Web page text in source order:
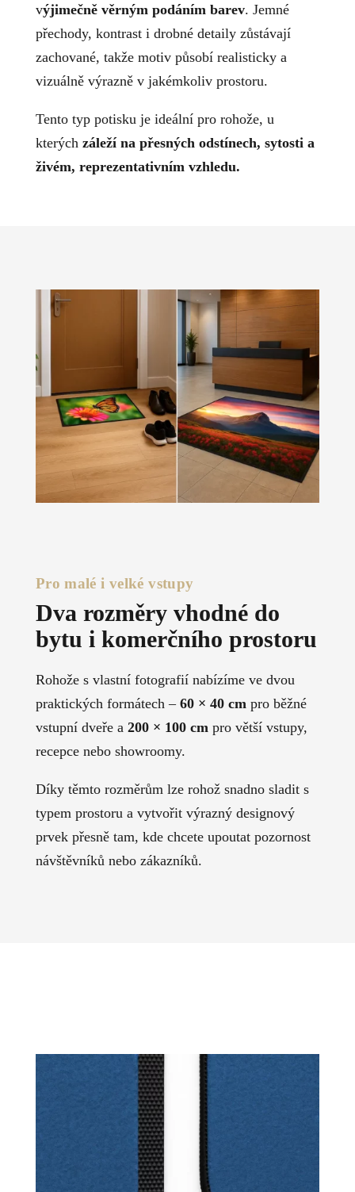
výjimečně věrným podáním barev. Jemné
přechody, kontrast i drobné detaily zůstávají
zachované, takže motiv působí realisticky a
vizuálně výrazně v jakémkoliv prostoru.
Tento typ potisku je ideální pro rohože, u
kterých záleží na přesných odstínech, sytosti a
živém, reprezentativním vzhledu.
Pro malé i velké vstupy
Dva rozměry vhodné do
bytu i komerčního prostoru
Rohože s vlastní fotografií nabízíme ve dvou
praktických formátech – 60 × 40 cm pro běžné
vstupní dveře a 200 × 100 cm pro větší vstupy,
recepce nebo showroomy.
Díky těmto rozměrům lze rohož snadno sladit s
typem prostoru a vytvořit výrazný designový
prvek přesně tam, kde chcete upoutat pozornost
návštěvníků nebo zákazníků.